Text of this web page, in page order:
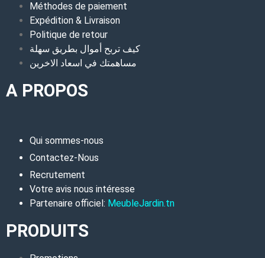
Méthodes de paiement
Expédition & Livraison
Politique de retour
كيف تربح أموال بطريق سهلة
مساهمتك في اسعاد الاخرين
A PROPOS
Qui sommes-nous
Contactez-Nous
Recrutement
Votre avis nous intéresse
Partenaire officiel: MeubleJardin.tn
PRODUITS